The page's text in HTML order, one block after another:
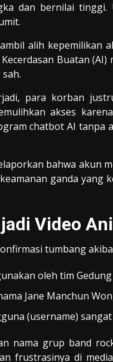
dan bernilai
alih kepemilikan
Buatan
para korban
akses
chatbot AI tanpa
bahwa akun
ganda yang
Video
tumbang
oleh tim
Jane Manchun
(username)
nama grup band
frustrasinya di